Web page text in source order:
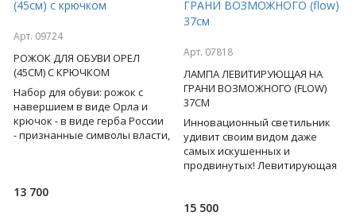
Арт. 09724
РОЖОК ДЛЯ ОБУВИ ОРЕЛ
(45СМ) С КРЮЧКОМ
Набор для обуви: рожок с
навершием в виде Орла и
крючок - в виде герба России
- признанные символы власти,
13 700
Арт. 07818
ЛАМПА ЛЕВИТИРУЮЩАЯ НА
ГРАНИ ВОЗМОЖНОГО (FLOW)
37СМ
Инновационный светильник
удивит своим видом даже
самых искушенных и
продвинутых! Левитирующая
полю
15 500